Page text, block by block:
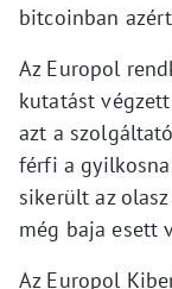
bitcoinban
Az Europol
kutatást
azt a
férfi a
sikerült az
még baja esett
Az Europol